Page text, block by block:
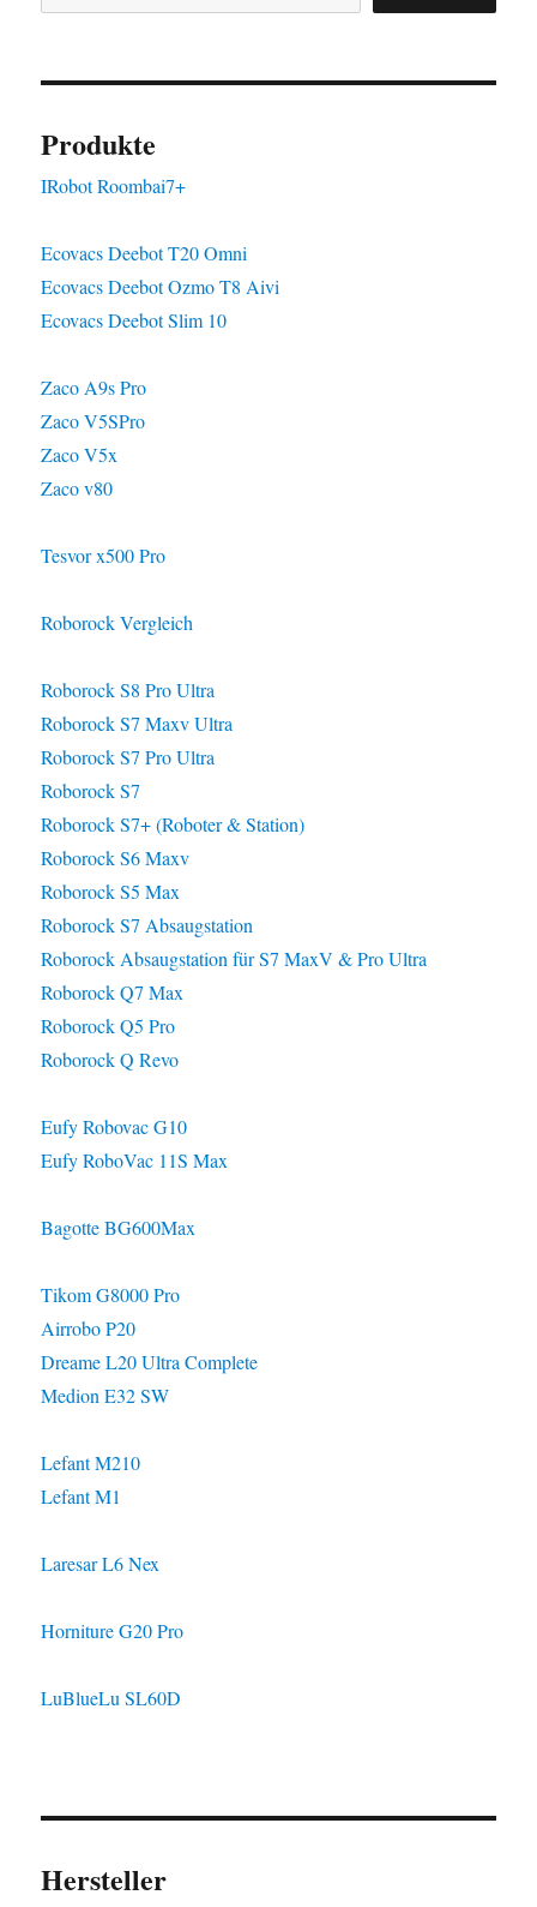
Produkte
IRobot Roombai7+
Ecovacs Deebot T20 Omni
Ecovacs Deebot Ozmo T8 Aivi
Ecovacs Deebot Slim 10
Zaco A9s Pro
Zaco V5SPro
Zaco V5x
Zaco v80
Tesvor x500 Pro
Roborock Vergleich
Roborock S8 Pro Ultra
Roborock S7 Maxv Ultra
Roborock S7 Pro Ultra
Roborock S7
Roborock S7+ (Roboter & Station)
Roborock S6 Maxv
Roborock S5 Max
Roborock S7 Absaugstation
Roborock Absaugstation für S7 MaxV & Pro Ultra
Roborock Q7 Max
Roborock Q5 Pro
Roborock Q Revo
Eufy Robovac G10
Eufy RoboVac 11S Max
Bagotte BG600Max
Tikom G8000 Pro
Airrobo P20
Dreame L20 Ultra Complete
Medion E32 SW
Lefant M210
Lefant M1
Laresar L6 Nex
Horniture G20 Pro
LuBlueLu SL60D
Hersteller